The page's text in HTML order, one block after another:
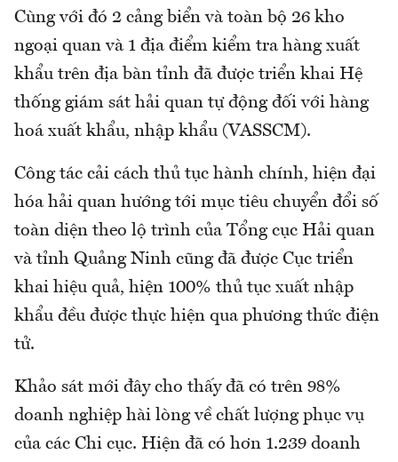
Cùng với đó 2 cảng biển và toàn bộ 26 kho
ngoại quan và 1 địa điểm kiểm tra hàng xuất
khẩu trên địa bàn tỉnh đã được triển khai Hệ
thống giám sát hải quan tự động đối với hàng
hoá xuất khẩu, nhập khẩu (VASSCM).
Công tác cải cách thủ tục hành chính, hiện đại
hóa hải quan hướng tới mục tiêu chuyển đổi số
toàn diện theo lộ trình của Tổng cục Hải quan
và tỉnh Quảng Ninh cũng đã được Cục triển
khai hiệu quả, hiện 100% thủ tục xuất nhập
khẩu đều được thực hiện qua phương thức điện
tử.
Khảo sát mới đây cho thấy đã có trên 98%
doanh nghiệp hài lòng về chất lượng phục vụ
của các Chi cục. Hiện đã có hơn 1.239 doanh